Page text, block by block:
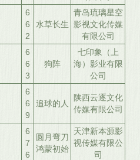
6
6
2
水草长生
青岛琉璃星空
影视文化传媒
有限公司
6
6
3
狗阵
七印象（上
海）影业有限
公司
6
6
9
追球的人
陕西云逐文化
传媒有限公司
6
7
6
圆月弯刀
鸿蒙初始
天津新本源影
视传媒有限公
司